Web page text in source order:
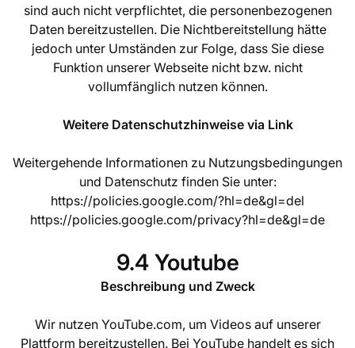
sind auch nicht verpflichtet, die personenbezogenen
Daten bereitzustellen. Die Nichtbereitstellung hätte
jedoch unter Umständen zur Folge, dass Sie diese
Funktion unserer Webseite nicht bzw. nicht
vollumfänglich nutzen können.
Weitere Datenschutzhinweise via Link
Weitergehende Informationen zu Nutzungsbedingungen
und Datenschutz finden Sie unter:
https://policies.google.com/?hl=de&gl=del
https://policies.google.com/privacy?hl=de&gl=de
9.4 Youtube
Beschreibung und Zweck
Wir nutzen YouTube.com, um Videos auf unserer
Plattform bereitzustellen. Bei YouTube handelt es sich